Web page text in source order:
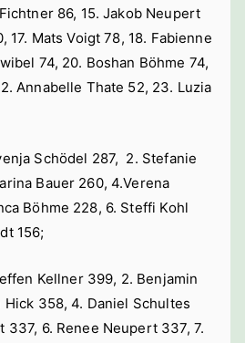
86, 15. Jakob Neupert
17. Mats Voigt 78, 18. Fabienne
74, 20. Boshan Böhme 74,
Annabelle Thate 52, 23. Luzia
Schödel 287, 2. Stefanie
Bauer 260, 4.Verena
Böhme 228, 6. Steffi Kohl
156;
Kellner 399, 2. Benjamin
358, 4. Daniel Schultes
337, 6. Renee Neupert 337, 7.